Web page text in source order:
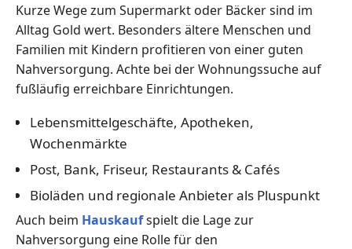
Kurze Wege zum Supermarkt oder Bäcker sind im
Alltag Gold wert. Besonders ältere Menschen und
Familien mit Kindern profitieren von einer guten
Nahversorgung. Achte bei der Wohnungssuche auf
fußläufig erreichbare Einrichtungen.
Lebensmittelgeschäfte, Apotheken,
Wochenmärkte
Post, Bank, Friseur, Restaurants & Cafés
Bioläden und regionale Anbieter als Pluspunkt
Auch beim Hauskaufspielt die Lage zur
Nahversorgung eine Rolle für den